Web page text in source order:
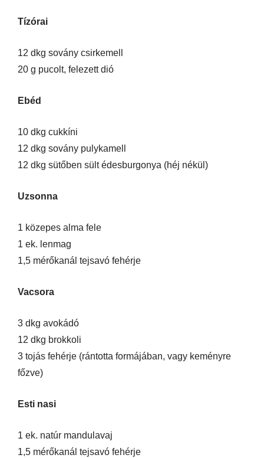
Tízórai
12 dkg sovány csirkemell
20 g pucolt, felezett dió
Ebéd
10 dkg cukkíni
12 dkg sovány pulykamell
12 dkg sütőben sült édesburgonya (héj nékül)
Uzsonna
1 közepes alma fele
1 ek. lenmag
1,5 mérőkanál tejsavó fehérje
Vacsora
3 dkg avokádó
12 dkg brokkoli
3 tojás fehérje (rántotta formájában, vagy keményre
főzve)
Esti nasi
1 ek. natúr mandulavaj
1,5 mérőkanál tejsavó fehérje